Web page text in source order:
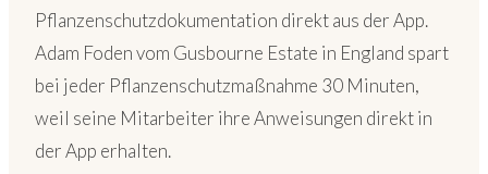
Pflanzenschutzdokumentation direkt aus der App.
Adam Foden vom Gusbourne Estate in England spart
bei jeder Pflanzenschutzmaßnahme 30 Minuten,
weil seine Mitarbeiter ihre Anweisungen direkt in
der App erhalten.